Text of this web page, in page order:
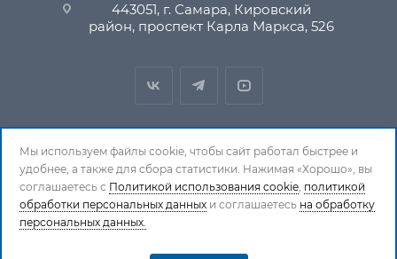
443051, г. Самара, Кировский
район, проспект Карла Маркса, 526
© 1994-2026 СтройСистема. Все права защищены. При
копировании материалов ссылка на страницу-
источник обязательна.
Мы используем файлы cookie, чтобы сайт работал быстрее и
удобнее, а также для сбора статистики. Нажимая «Хорошо», вы
соглашаетесь с Политикой использования cookie, политикой
обработки персональных данных и соглашаетесь на обработку
персональных данных.